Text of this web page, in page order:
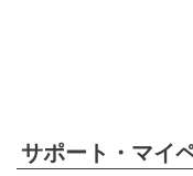
サポート・マイ